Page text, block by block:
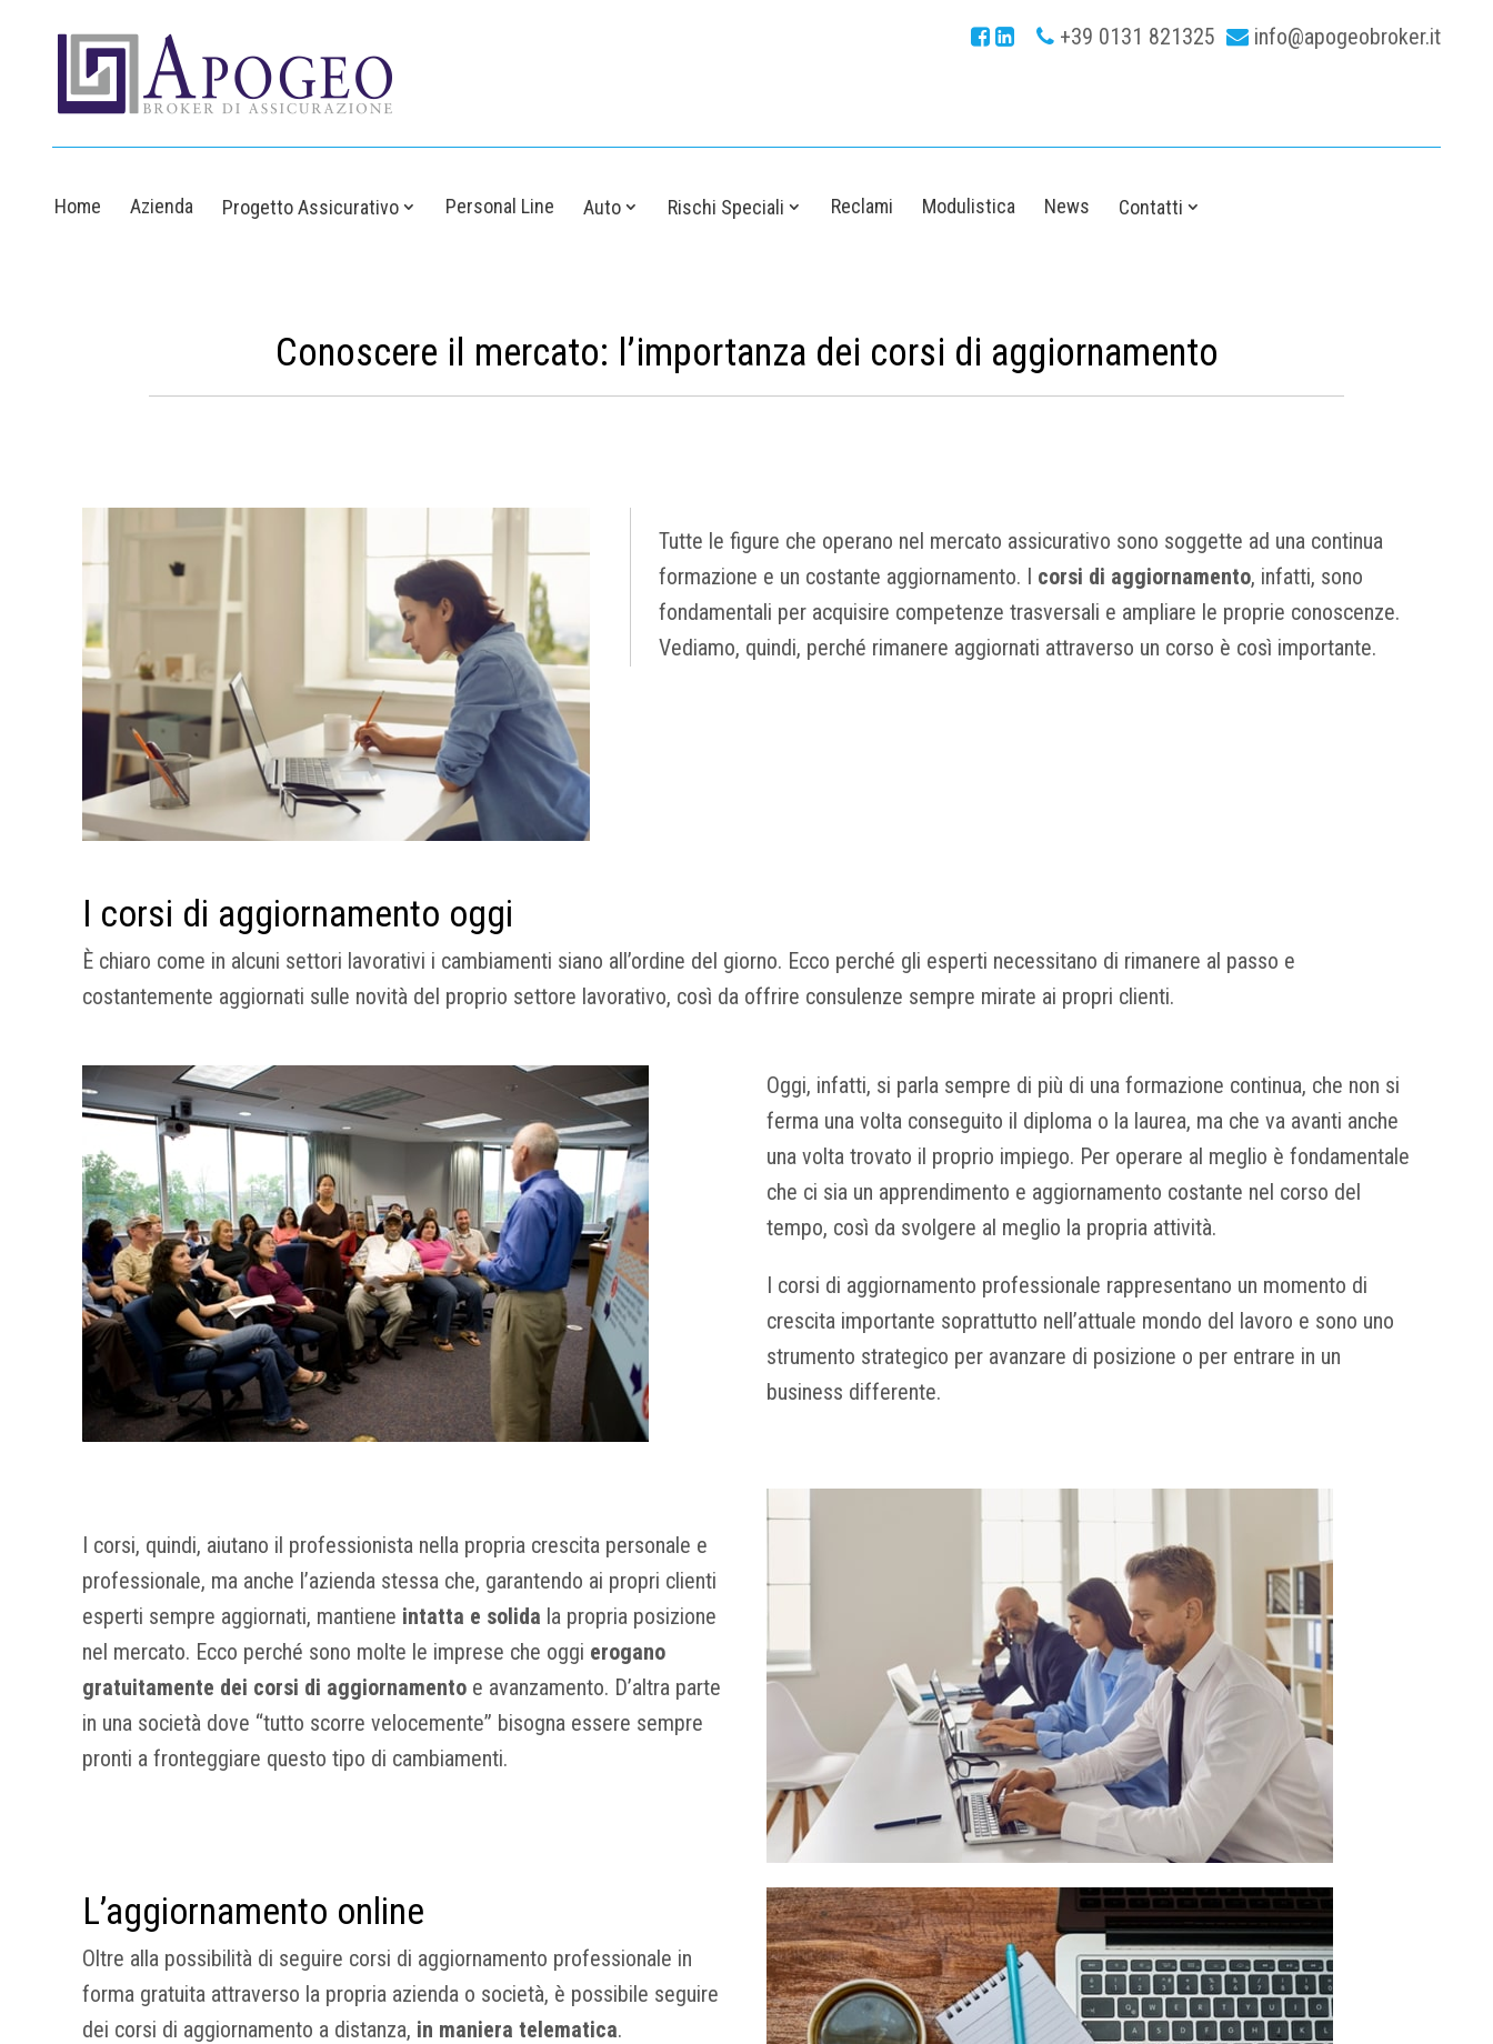
+39 0131 821325 info@apogeobroker.it
Home Azienda Progetto Assicurativo Personal Line Auto Rischi Speciali Reclami Modulistica News Contatti
Conoscere il mercato: l’importanza dei corsi di aggiornamento
Tutte le figure che operano nel mercato assicurativo sono soggette ad una continua
formazione e un costante aggiornamento. I corsi di aggiornamento, infatti, sono
fondamentali per acquisire competenze trasversali e ampliare le proprie conoscenze.
Vediamo, quindi, perché rimanere aggiornati attraverso un corso è così importante.
I corsi di aggiornamento oggi
È chiaro come in alcuni settori lavorativi i cambiamenti siano all’ordine del giorno. Ecco perché gli esperti necessitano di rimanere al passo e
costantemente aggiornati sulle novità del proprio settore lavorativo, così da offrire consulenze sempre mirate ai propri clienti.
Oggi, infatti, si parla sempre di più di una formazione continua, che non si
ferma una volta conseguito il diploma o la laurea, ma che va avanti anche
una volta trovato il proprio impiego. Per operare al meglio è fondamentale
che ci sia un apprendimento e aggiornamento costante nel corso del
tempo, così da svolgere al meglio la propria attività.
I corsi di aggiornamento professionale rappresentano un momento di
crescita importante soprattutto nell’attuale mondo del lavoro e sono uno
strumento strategico per avanzare di posizione o per entrare in un
business differente.
I corsi, quindi, aiutano il professionista nella propria crescita personale e
professionale, ma anche l’azienda stessa che, garantendo ai propri clienti
esperti sempre aggiornati, mantiene intatta e solida la propria posizione
nel mercato. Ecco perché sono molte le imprese che oggi erogano
gratuitamente dei corsi di aggiornamentoe avanzamento. D’altra parte
in una società dove “tutto scorre velocemente” bisogna essere sempre
pronti a fronteggiare questo tipo di cambiamenti.
L’aggiornamento online
Oltre alla possibilità di seguire corsi di aggiornamento professionale in
forma gratuita attraverso la propria azienda o società, è possibile seguire
dei corsi di aggiornamento a distanza, in maniera telematica.